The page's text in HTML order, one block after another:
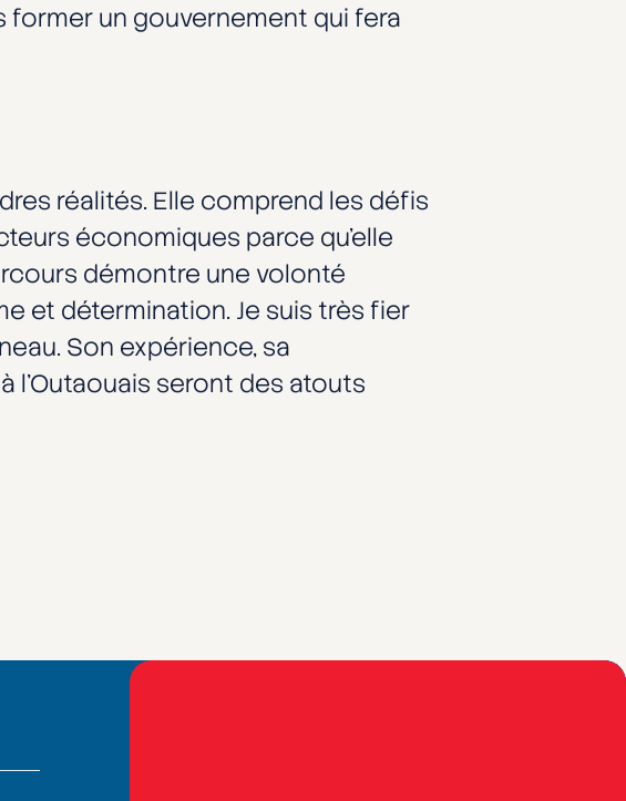
former un gouvernement qui fera
réalités. Elle comprend les défis
économiques parce qu’elle
démontre une volonté
et détermination. Je suis très fier
Son expérience, sa
seront des atouts